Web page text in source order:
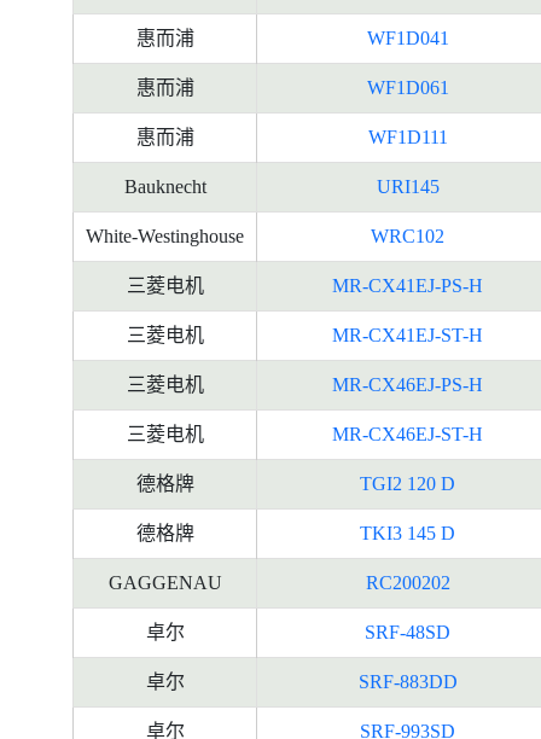
惠而浦 WF1D041
惠而浦 WF1D061
惠而浦 WF1D111
Bauknecht URI145
White-Westinghouse WRC102
三菱电机 MR-CX41EJ-PS-H
三菱电机 MR-CX41EJ-ST-H
三菱电机 MR-CX46EJ-PS-H
三菱电机 MR-CX46EJ-ST-H
德格牌 TGI2 120 D
德格牌 TKI3 145 D
GAGGENAU RC200202
卓尔 SRF-48SD
卓尔 SRF-883DD
卓尔 SRF-993SD